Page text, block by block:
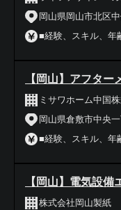
岡山県岡山市北区
■経験、スキル、年
【岡山】アフタ
ミサワホーム中国
岡山県倉敷市中央
■経験、スキル、年
【岡山】電気設備
株式会社岡山製紙